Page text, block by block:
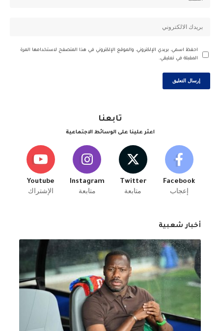
احفظ اسمي، بريدي الإلكتروني، والموقع الإلكتروني في هذا المتصفح لاستخدامها المرة
المقبلة في تعليقي.
تابعنا
اعثر علينا على الوسائط الاجتماعية
Facebook
إعجاب
Twitter
متابعة
Instagram
متابعة
Youtube
الإشتراك
أخبار شعبية